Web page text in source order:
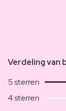
Verdeling van
5 sterren
4 sterren